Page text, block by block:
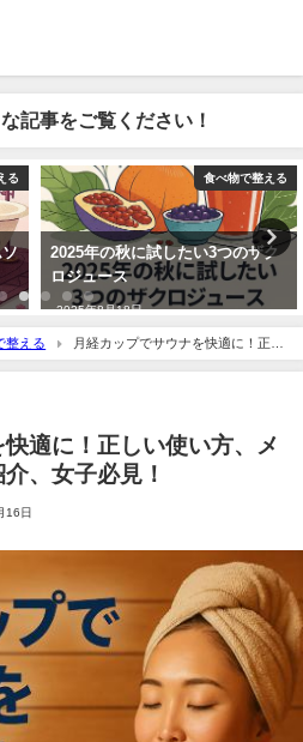
記事をご覧ください！
る 食べ物で整える
2025年の秋に試したい3つのザク
ロジュース
2025年8月18日
整える
月経カップでサウナを快適に！正し
女子必見！
適に！正しい使い方、メ
、女子必見！
16日